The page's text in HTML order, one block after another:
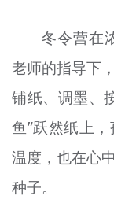
宣传思想文化
专题
资料库
冬令营在
老师的指导下
铺纸、调墨、
鱼”跃然纸上
温度，也在心
种子。